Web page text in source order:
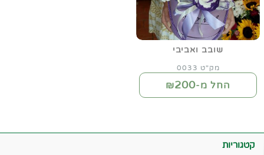
שובב ואביבי
מק"ט 0033
החל מ-₪200
קטגוריות